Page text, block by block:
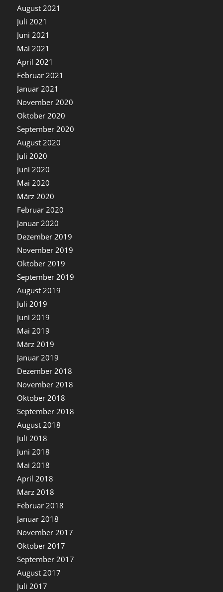
August 2021
Juli 2021
Juni 2021
Mai 2021
April 2021
Februar 2021
Januar 2021
November 2020
Oktober 2020
September 2020
August 2020
Juli 2020
Juni 2020
Mai 2020
März 2020
Februar 2020
Januar 2020
Dezember 2019
November 2019
Oktober 2019
September 2019
August 2019
Juli 2019
Juni 2019
Mai 2019
März 2019
Januar 2019
Dezember 2018
November 2018
Oktober 2018
September 2018
August 2018
Juli 2018
Juni 2018
Mai 2018
April 2018
März 2018
Februar 2018
Januar 2018
November 2017
Oktober 2017
September 2017
August 2017
Juli 2017